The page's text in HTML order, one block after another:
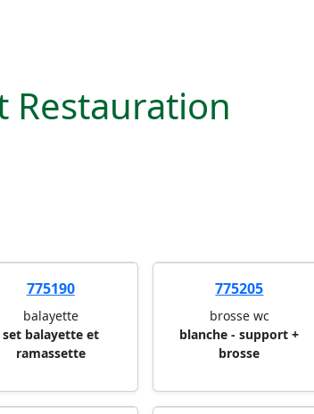
Restauration
775190
balayette
set balayette et
ramassette
775205
brosse wc
blanche - support +
brosse